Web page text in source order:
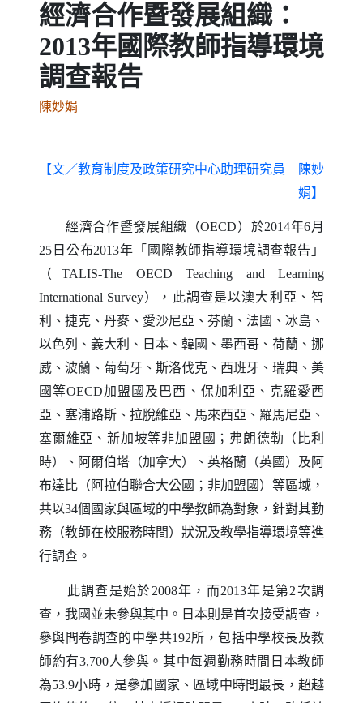
經濟合作暨發展組織：
2013年國際教師指導環境
調查報告
陳妙娟
【文／教育制度及政策研究中心助理研究員 陳妙
娟】
經濟合作暨發展組織（OECD）於2014年6月
25日公布2013年「國際教師指導環境調查報告」
（TALIS-The OECD Teaching and Learning
International Survey），此調查是以澳大利亞、智
利、捷克、丹麥、愛沙尼亞、芬蘭、法國、冰島、
以色列、義大利、日本、韓國、墨西哥、荷蘭、挪
威、波蘭、葡萄牙、斯洛伐克、西班牙、瑞典、美
國等OECD加盟國及巴西、保加利亞、克羅愛西
亞、塞浦路斯、拉脫維亞、馬來西亞、羅馬尼亞、
塞爾維亞、新加坡等非加盟國；弗朗德勒（比利
時）、阿爾伯塔（加拿大）、英格蘭（英國）及阿
布達比（阿拉伯聯合大公國；非加盟國）等區域，
共以34個國家與區域的中學教師為對象，針對其勤
務（教師在校服務時間）狀況及教學指導環境等進
行調查。
此調查是始於2008年，而2013年是第2次調
查，我國並未參與其中。日本則是首次接受調查，
參與問卷調查的中學共192所，包括中學校長及教
師約有3,700人參與。其中每週勤務時間日本教師
為53.9小時，是參加國家、區域中時間最長，超越